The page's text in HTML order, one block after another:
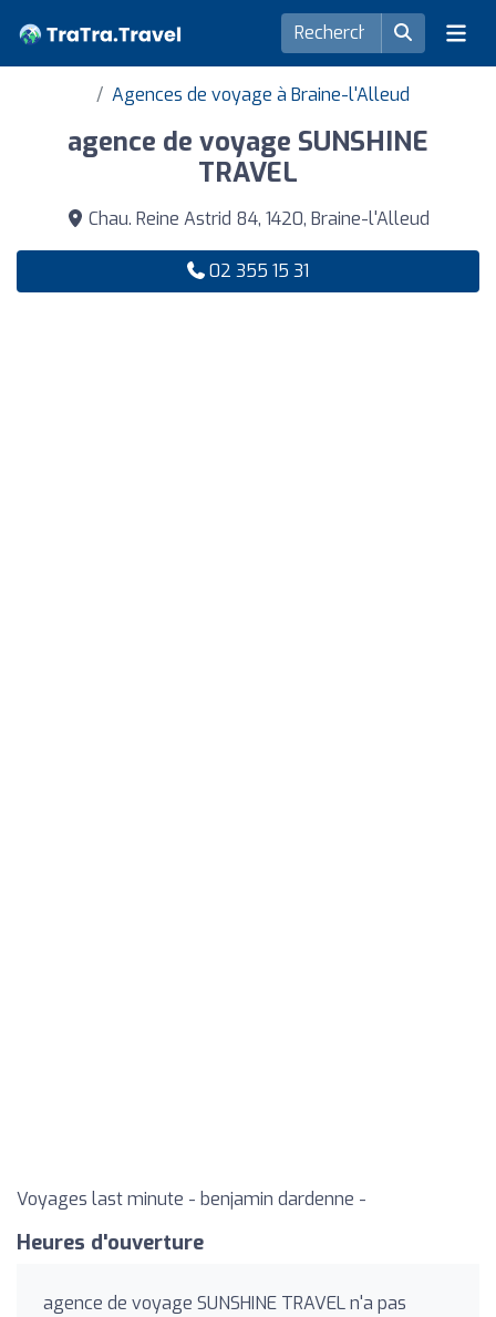
Agences de voyage à Braine-l'Alleud
agence de voyage SUNSHINE
TRAVEL
Chau. Reine Astrid 84, 1420, Braine-l'Alleud
02 355 15 31
Voyages last minute - benjamin dardenne -
Heures d'ouverture
agence de voyage SUNSHINE TRAVEL n'a pas